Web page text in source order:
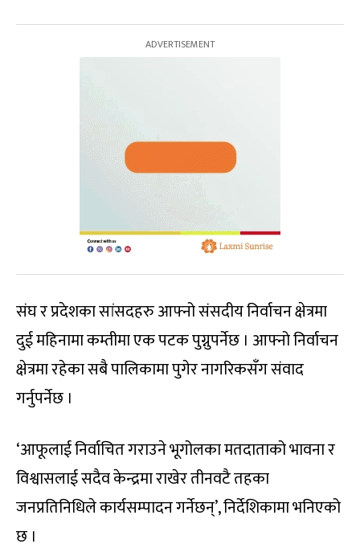
संघ र प्रदेशका सांसदहरु आफ्नो संसदीय निर्वाचन क्षेत्रमा
दुई महिनामा कम्तीमा एक पटक पुग्नुपर्नेछ । आफ्नो निर्वाचन
क्षेत्रमा रहेका सबै पालिकामा पुगेर नागरिकसँग संवाद
गर्नुपर्नेछ ।
‘आफूलाई निर्वाचित गराउने भूगोलका मतदाताको भावना र
विश्वासलाई सदैव केन्द्रमा राखेर तीनवटै तहका
जनप्रतिनिधिले कार्यसम्पादन गर्नेछन्’, निर्देशिकामा भनिएको
छ ।